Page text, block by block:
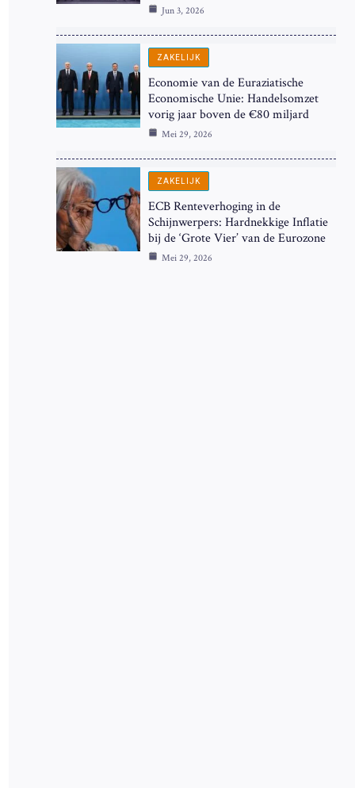
Jun 3, 2026
ZAKELIJK
Economie van de Euraziatische
Economische Unie: Handelsomzet
vorig jaar boven de €80 miljard
Mei 29, 2026
ZAKELIJK
ECB Renteverhoging in de
Schijnwerpers: Hardnekkige Inflatie
bij de ‘Grote Vier’ van de Eurozone
Mei 29, 2026